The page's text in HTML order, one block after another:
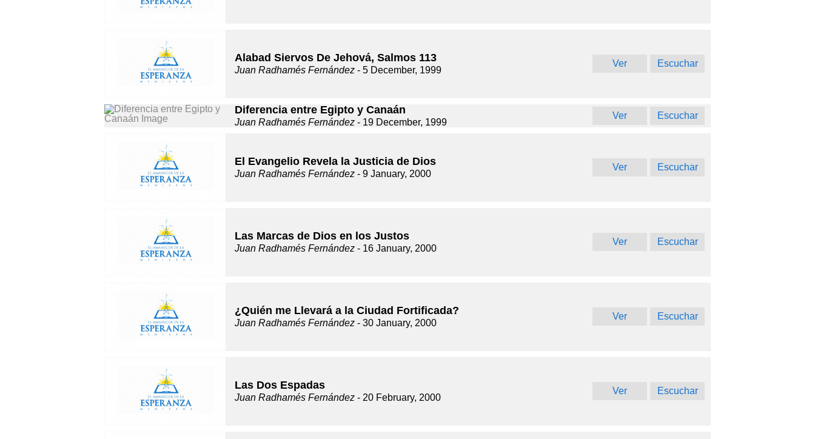
Alabad Siervos De Jehová, Salmos 113
Juan Radhamés Fernández - 5 December, 1999
Ver Escuchar
Diferencia entre Egipto y Canaán
Juan Radhamés Fernández - 19 December, 1999
Ver Escuchar
El Evangelio Revela la Justicia de Dios
Juan Radhamés Fernández - 9 January, 2000
Ver Escuchar
Las Marcas de Dios en los Justos
Juan Radhamés Fernández - 16 January, 2000
Ver Escuchar
¿Quién me Llevará a la Ciudad Fortificada?
Juan Radhamés Fernández - 30 January, 2000
Ver Escuchar
Las Dos Espadas
Juan Radhamés Fernández - 20 February, 2000
Ver Escuchar